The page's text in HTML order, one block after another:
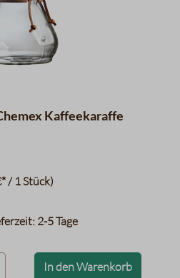
Kaffeekaraffe
/ 1 Stück)
2-5 Tage
In den Warenkorb